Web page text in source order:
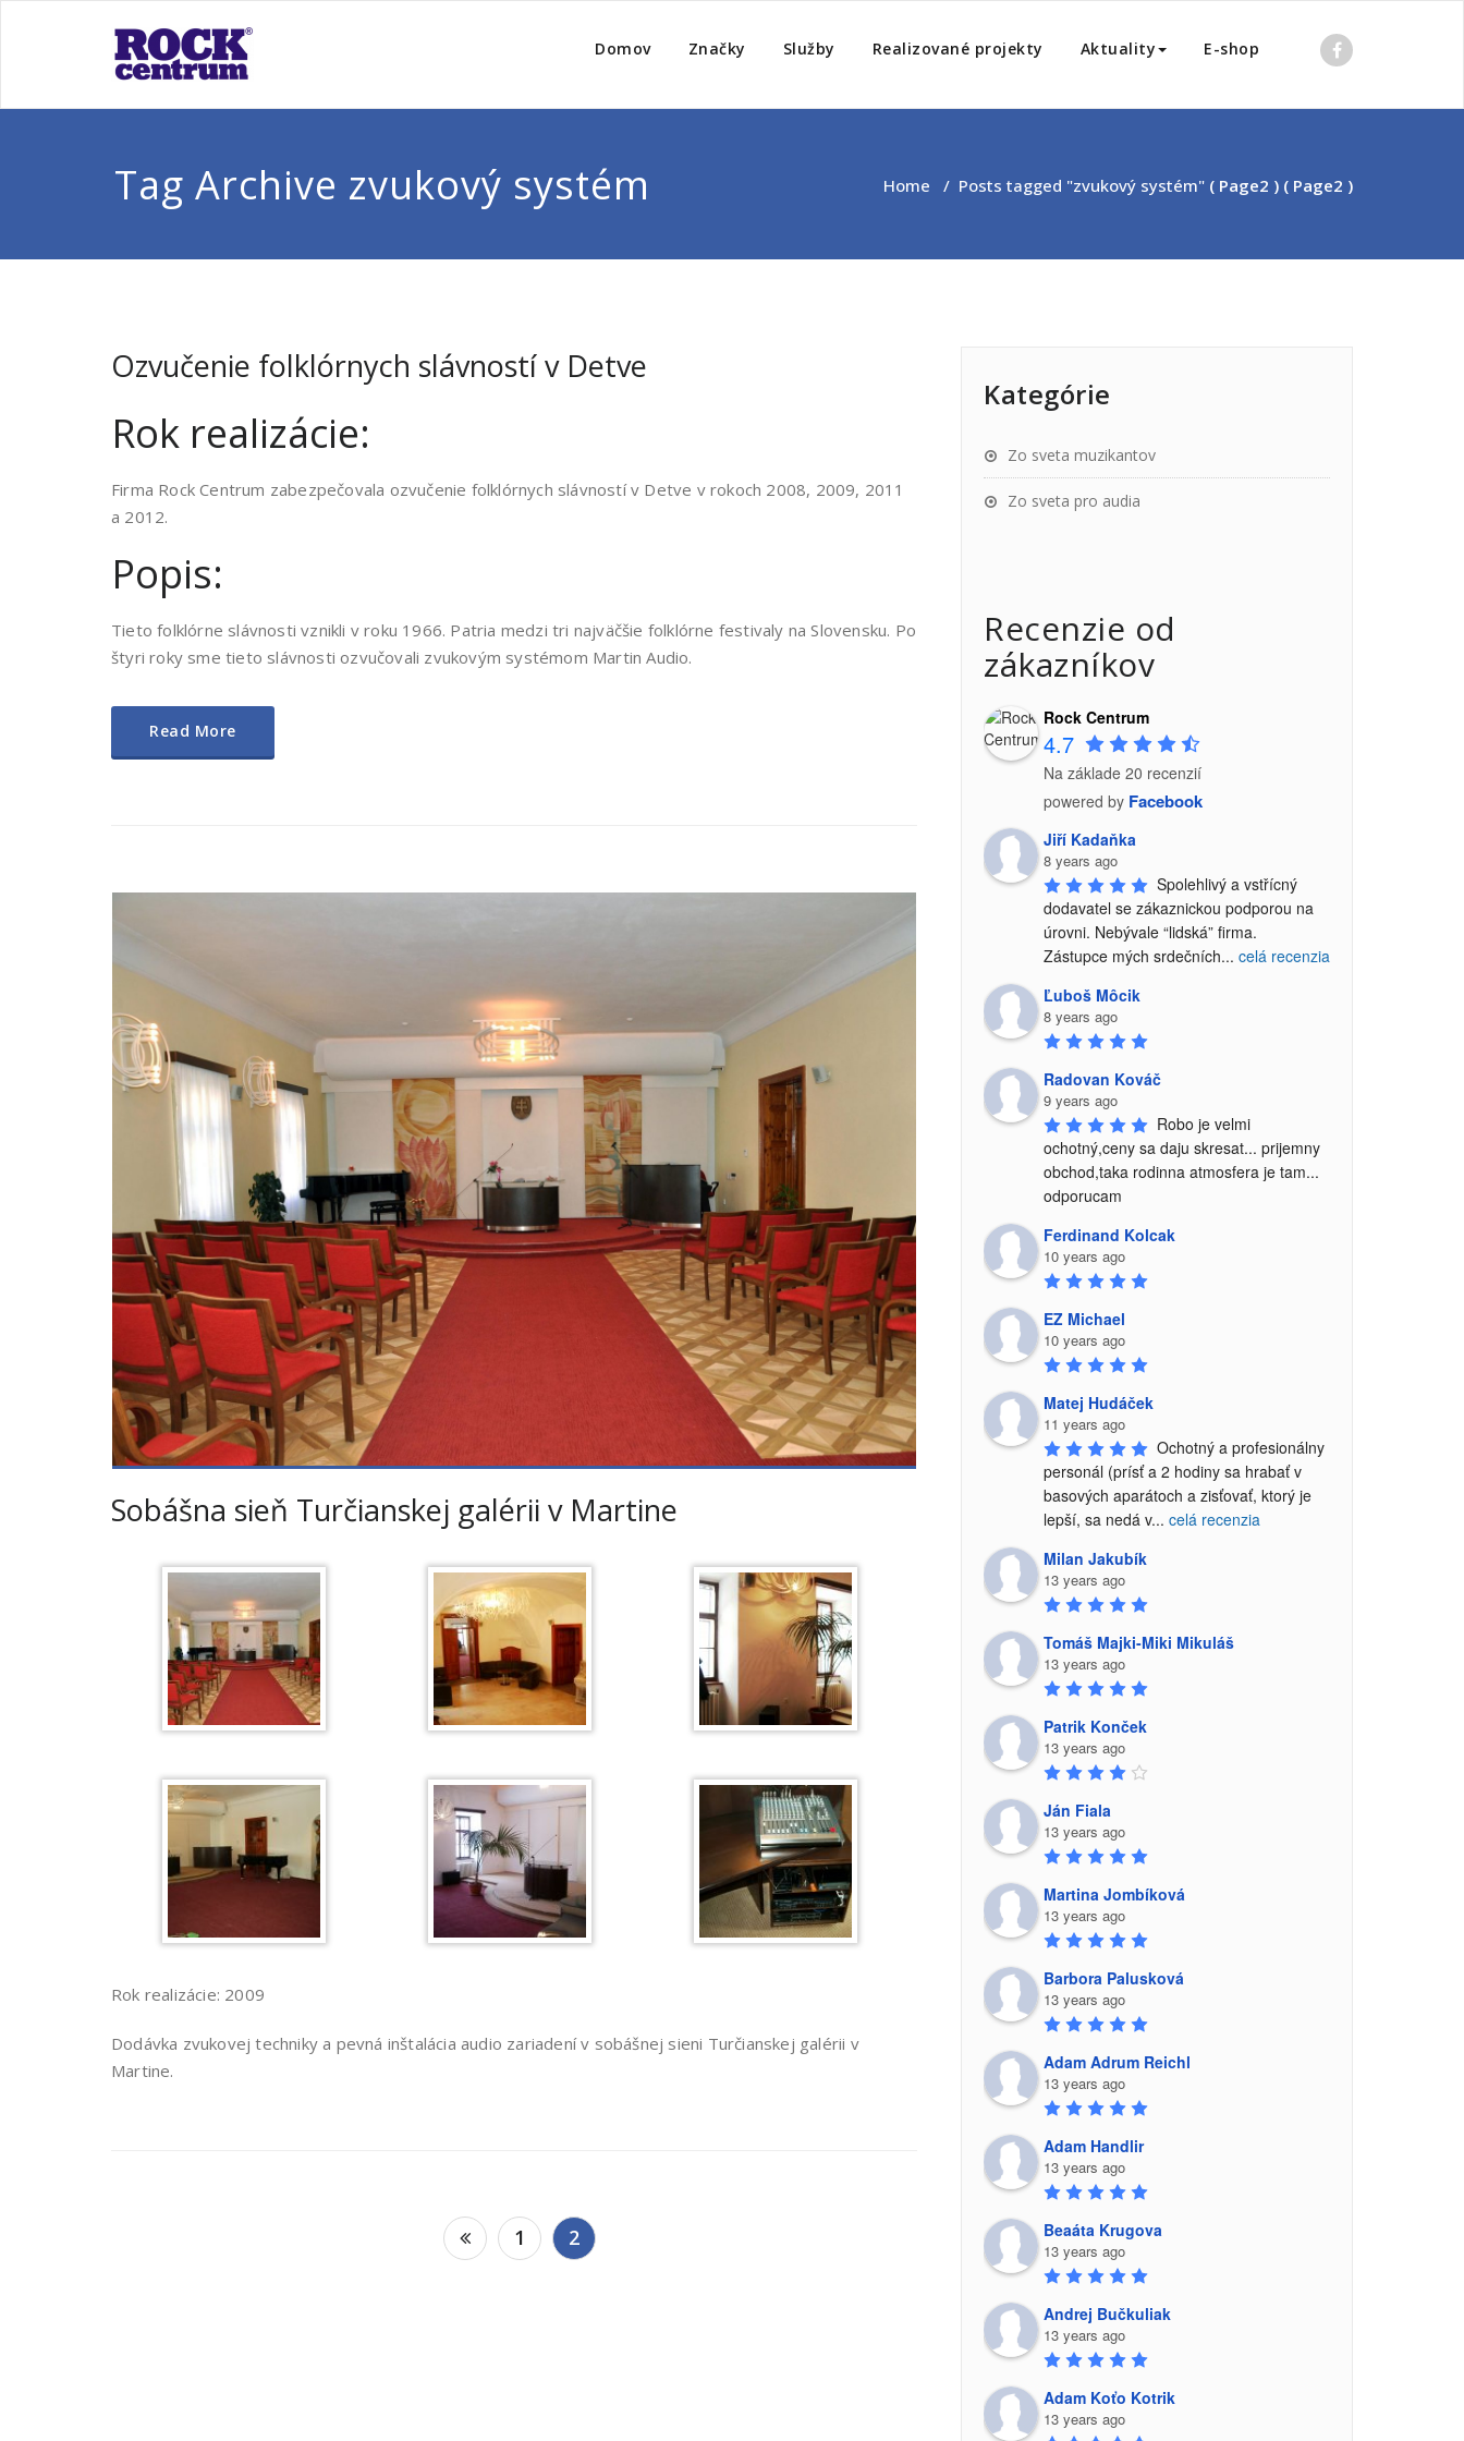
Domov Značky Služby Realizované projekty Aktuality E-shop
Tag Archive zvukový systém Home / Posts tagged "zvukový systém" ( Page2 ) ( Page2 )
Ozvučenie folklórnych slávností v Detve
Rok realizácie:
Firma Rock Centrum zabezpečovala ozvučenie folklórnych slávností v Detve v rokoch 2008, 2009, 2011
a 2012.
Popis:
Tieto folklórne slávnosti vznikli v roku 1966. Patria medzi tri najväčšie folklórne festivaly na Slovensku. Po
štyri roky sme tieto slávnosti ozvučovali zvukovým systémom Martin Audio.
Read More
Sobášna sieň Turčianskej galérii v Martine
Rok realizácie: 2009
Dodávka zvukovej techniky a pevná inštalácia audio zariadení v sobášnej sieni Turčianskej galérii v
Martine.
1 2
Kategórie
Zo sveta muzikantov
Zo sveta pro audia
Recenzie od
zákazníkov
Rock Centrum
4.7
Na základe 20 recenzií
powered by Facebook
Jiří Kadaňka
8 years ago
Spolehlivý a vstřícný
dodavatel se zákaznickou podporou na
úrovni. Nebývale “lidská” firma.
Zástupce mých srdečních... celá recenzia
Ľuboš Môcik
8 years ago
Radovan Kováč
9 years ago
Robo je velmi
ochotný,ceny sa daju skresat... prijemny
obchod,taka rodinna atmosfera je tam...
odporucam
Ferdinand Kolcak
10 years ago
EZ Michael
10 years ago
Matej Hudáček
11 years ago
Ochotný a profesionálny
personál (prísť a 2 hodiny sa hrabať v
basových aparátoch a zisťovať, ktorý je
lepší, sa nedá v... celá recenzia
Milan Jakubík
13 years ago
Tomáš Majki-Miki Mikuláš
13 years ago
Patrik Konček
13 years ago
Ján Fiala
13 years ago
Martina Jombíková
13 years ago
Barbora Palusková
13 years ago
Adam Adrum Reichl
13 years ago
Adam Handlir
13 years ago
Beaáta Krugova
13 years ago
Andrej Bučkuliak
13 years ago
Adam Koťo Kotrik
13 years ago